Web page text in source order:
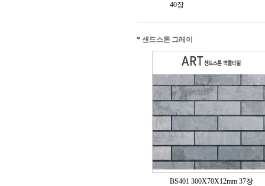
40장
* 샌드스톤 그레이
BS401 300X70X12mm 37장